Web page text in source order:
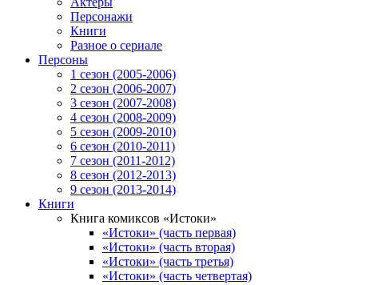
Персонажи
Книги
Разное о сериале
Персоны
1 сезон (2005-2006)
2 сезон (2006-2007)
3 сезон (2007-2008)
4 сезон (2008-2009)
5 сезон (2009-2010)
6 сезон (2010-2011)
7 сезон (2011-2012)
8 сезон (2012-2013)
9 сезон (2013-2014)
Книги
Книга комиксов «Истоки»
«Истоки» (часть первая)
«Истоки» (часть вторая)
«Истоки» (часть третья)
«Истоки» (часть четвертая)